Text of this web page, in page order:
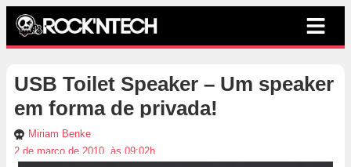
USB Toilet Speaker – Um speaker
em forma de privada!
Miriam Benke
2 de março de 2010, às 09:02h